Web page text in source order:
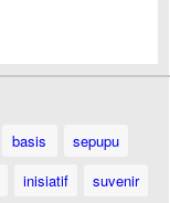
basis
sepupu
inisiatif
suvenir